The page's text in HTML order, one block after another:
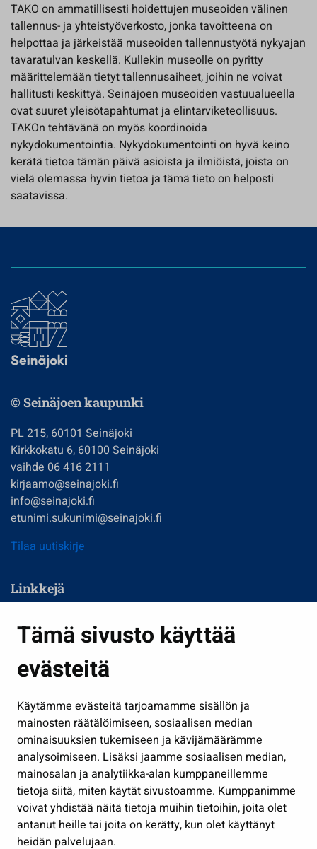
Tämä sivusto käyttää
evästeitä
Käytämme evästeitä tarjoamamme sisällön ja
mainosten räätälöimiseen, sosiaalisen median
ominaisuuksien tukemiseen ja kävijämäärämme
analysoimiseen. Lisäksi jaamme sosiaalisen median,
mainosalan ja analytiikka-alan kumppaneillemme
tietoja siitä, miten käytät sivustoamme. Kumppanimme
voivat yhdistää näitä tietoja muihin tietoihin, joita olet
antanut heille tai joita on kerätty, kun olet käyttänyt
heidän palvelujaan.
TAKO on ammatillisesti hoidettujen museoiden välinen
tallennus- ja yhteistyöverkosto, jonka tavoitteena on
helpottaa ja järkeistää museoiden tallennustyötä nykyajan
tavaratulvan keskellä. Kullekin museolle on pyritty
määrittelemään tietyt tallennusaiheet, joihin ne voivat
hallitusti keskittyä. Seinäjoen museoiden vastuualueella
ovat suuret yleisötapahtumat ja elintarviketeollisuus.
TAKOn tehtävänä on myös koordinoida
nykydokumentointia. Nykydokumentointi on hyvä keino
kerätä tietoa tämän päivä asioista ja ilmiöistä, joista on
vielä olemassa hyvin tietoa ja tämä tieto on helposti
saatavissa.
© Seinäjoen kaupunki
PL 215, 60101 Seinäjoki
Kirkkokatu 6, 60100 Seinäjoki
vaihde 06 416 2111
kirjaamo@seinajoki.fi
info@seinajoki.fi
etunimi.sukunimi@seinajoki.fi
Tilaa uutiskirje
Linkkejä
Kasvatus ja opetus
Kulttuuri ja liikunta
Työ ja yrittäminen
Osallistu ja asioi
Näytä omat evästeasetukseni
Seuraa meitä